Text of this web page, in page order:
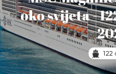
oko svijeta -
122